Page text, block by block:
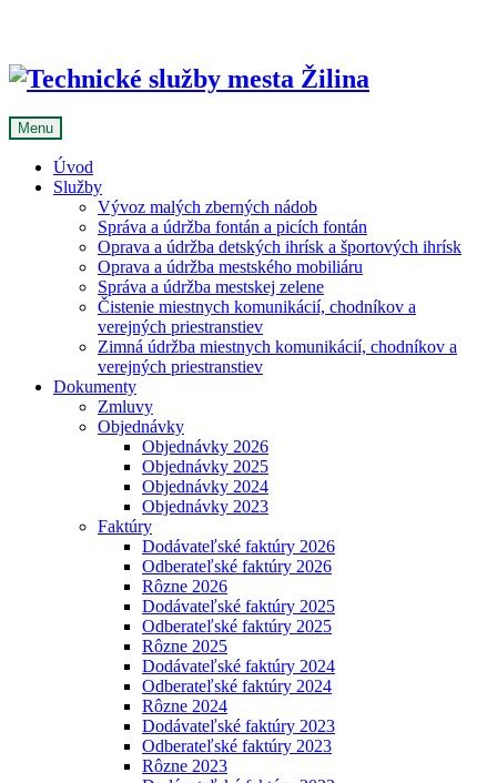
Menu
Úvod
Služby
Vývoz malých zberných nádob
Správa a údržba fontán a picích fontán
Oprava a údržba detských ihrísk a športových ihrísk
Oprava a údržba mestského mobiliáru
Správa a údržba mestskej zelene
Čistenie miestnych komunikácií, chodníkov a
verejných priestranstiev
Zimná údržba miestnych komunikácií, chodníkov a
verejných priestranstiev
Dokumenty
Zmluvy
Objednávky
Objednávky 2026
Objednávky 2025
Objednávky 2024
Objednávky 2023
Faktúry
Dodávateľské faktúry 2026
Odberateľské faktúry 2026
Rôzne 2026
Dodávateľské faktúry 2025
Odberateľské faktúry 2025
Rôzne 2025
Dodávateľské faktúry 2024
Odberateľské faktúry 2024
Rôzne 2024
Dodávateľské faktúry 2023
Odberateľské faktúry 2023
Rôzne 2023